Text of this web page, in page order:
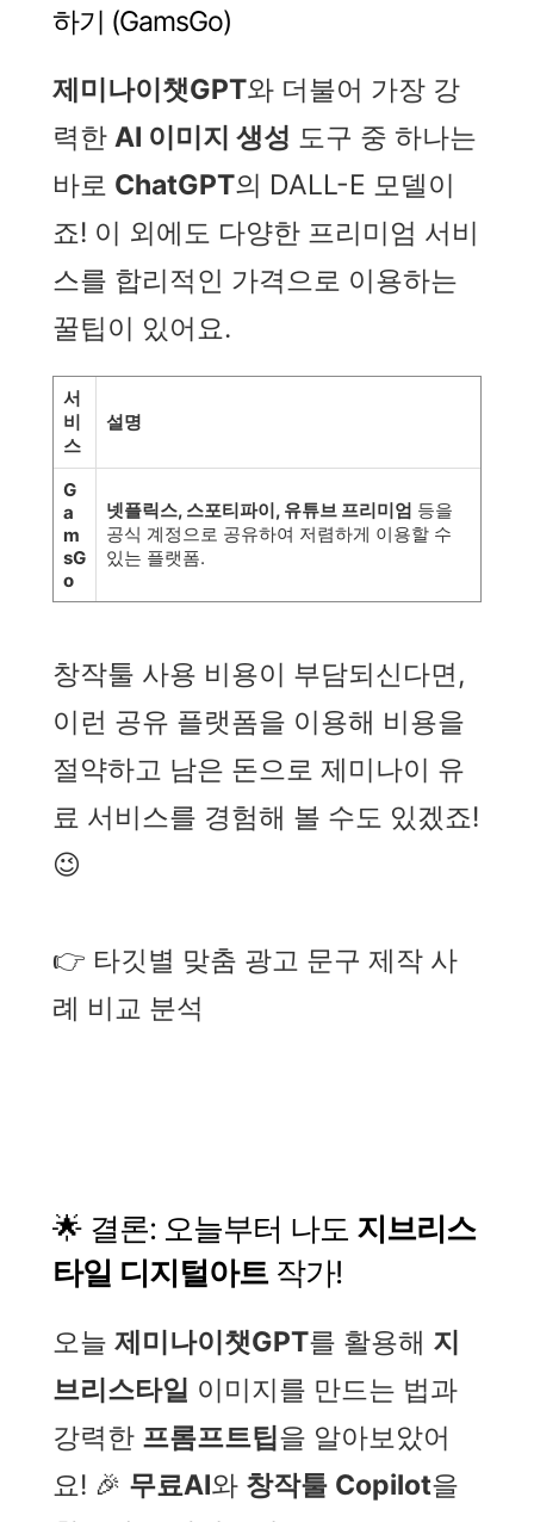
하기 (GamsGo)
제미나이챗GPT와 더불어 가장 강
력한 AI 이미지 생성 도구 중 하나는
바로 ChatGPT의 DALL-E 모델이
죠! 이 외에도 다양한 프리미엄 서비
스를 합리적인 가격으로 이용하는
꿀팁이 있어요.
서
비
스
설명
G
a
m
sG
o
넷플릭스, 스포티파이, 유튜브 프리미엄 등을
공식 계정으로 공유하여 저렴하게 이용할 수
있는 플랫폼.
창작툴 사용 비용이 부담되신다면,
이런 공유 플랫폼을 이용해 비용을
절약하고 남은 돈으로 제미나이 유
료 서비스를 경험해 볼 수도 있겠죠!
😉
👉 타깃별 맞춤 광고 문구 제작 사
례 비교 분석
🌟 결론: 오늘부터 나도 지브리스
타일 디지털아트작가!
오늘 제미나이챗GPT를 활용해 지
브리스타일 이미지를 만드는 법과
강력한 프롬프트팁을 알아보았어
요! 🎉 무료AI와 창작툴 Copilot을